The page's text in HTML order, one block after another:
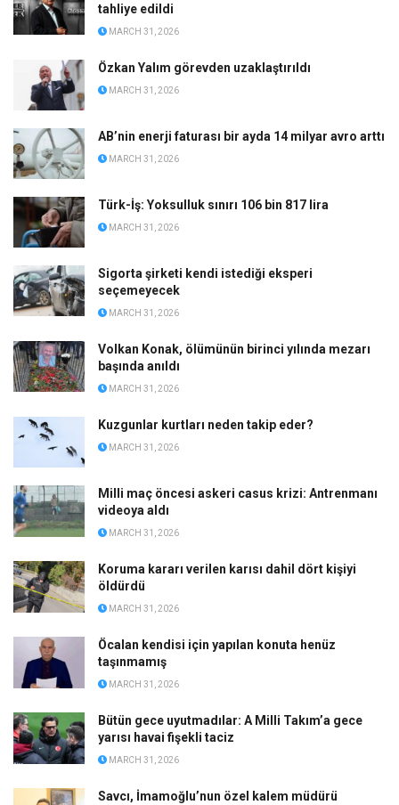
tahliye edildi
MARCH 31, 2026
Özkan Yalım görevden uzaklaştırıldı
MARCH 31, 2026
AB’nin enerji faturası bir ayda 14 milyar avro arttı
MARCH 31, 2026
Türk-İş: Yoksulluk sınırı 106 bin 817 lira
MARCH 31, 2026
Sigorta şirketi kendi istediği eksperi
seçemeyecek
MARCH 31, 2026
Volkan Konak, ölümünün birinci yılında mezarı
başında anıldı
MARCH 31, 2026
Kuzgunlar kurtları neden takip eder?
MARCH 31, 2026
Milli maç öncesi askeri casus krizi: Antrenmanı
videoya aldı
MARCH 31, 2026
Koruma kararı verilen karısı dahil dört kişiyi
öldürdü
MARCH 31, 2026
Öcalan kendisi için yapılan konuta henüz
taşınmamış
MARCH 31, 2026
Bütün gece uyutmadılar: A Milli Takım’a gece
yarısı havai fişekli taciz
MARCH 31, 2026
Savcı, İmamoğlu’nun özel kalem müdürü